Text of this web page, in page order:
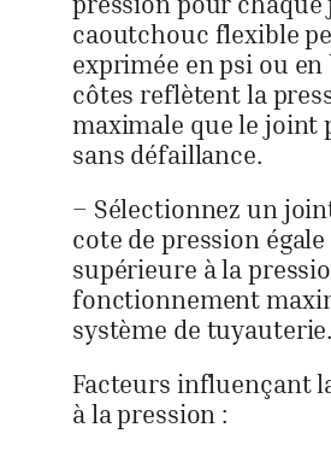
caoutchouc flexible
exprimée en psi ou en
côtes reflètent la
maximale que le joint
sans défaillance.
– Sélectionnez un
cote de pression égale
supérieure à la
fonctionnement
système de tuyauterie.
Facteurs influençant
à la pression :